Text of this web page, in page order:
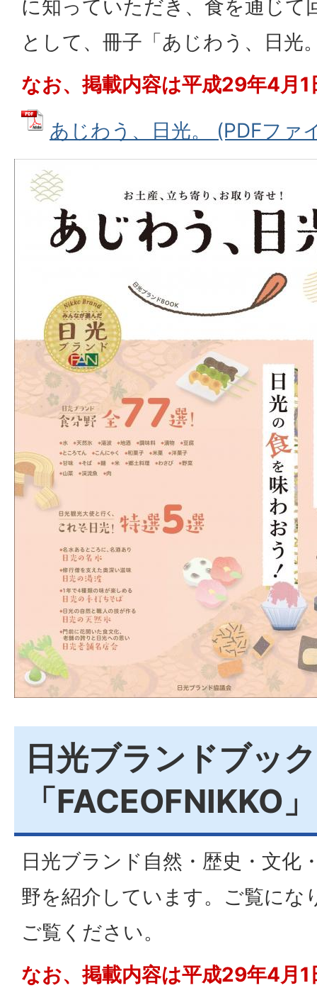
に知っていただき、食を通じて
として、冊子「あじわう、日光
なお、掲載内容は平成29年4月
あじわう、日光。 (PDFファ
日光ブランドブック
「FACEOFNIKKO」
日光ブランド自然・歴史・文化
野を紹介しています。ご覧にな
ご覧ください。
なお、掲載内容は平成29年4月